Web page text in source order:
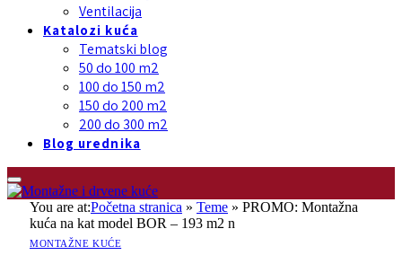
Ventilacija
Katalozi kuća
Tematski blog
50 do 100 m2
100 do 150 m2
150 do 200 m2
200 do 300 m2
Blog urednika
You are at:Početna stranica » Teme » PROMO: Montažna
kuća na kat model BOR – 193 m2 n
MONTAŽNE KUĆE